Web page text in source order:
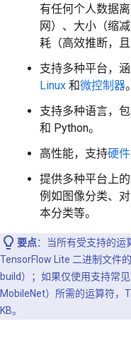
有任何个人数据
网）、大小（缩
耗（高效推断，
支持多种平台，
Linux 和微控制器。
支持多种语言，
和 Python。
高性能，支持硬
提供多种平台上
例如图像分类、
本分类等。
要点：当所有受支持的运
TensorFlow Lite 二进制文件
build）；如果仅使用支持常
MobileNet）所需的运算符，
KB。